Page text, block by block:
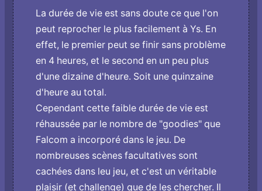
La durée de vie est sans doute ce que l'on
peut reprocher le plus facilement à Ys. En
effet, le premier peut se finir sans problème
en 4 heures, et le second en un peu plus
d'une dizaine d'heure. Soit une quinzaine
d'heure au total.
Cependant cette faible durée de vie est
réhaussée par le nombre de "goodies" que
Falcom a incorporé dans le jeu. De
nombreuses scènes facultatives sont
cachées dans leu jeu, et c'est un véritable
plaisir (et challenge) que de les chercher. Il